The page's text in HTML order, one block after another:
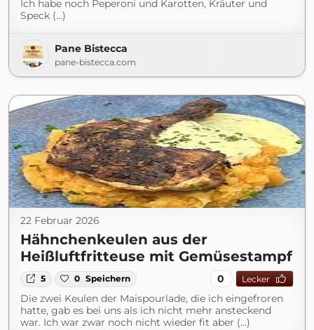
Ich habe noch Peperoni und Karotten, Kräuter und
Speck (...)
Pane Bistecca
pane-bistecca.com
22 Februar 2026
Hähnchenkeulen aus der
Heißluftfritteuse mit Gemüsestampf
5 0 Speichern 0 Lecker
Die zwei Keulen der Maispourlade, die ich eingefroren
hatte, gab es bei uns als ich nicht mehr ansteckend
war. Ich war zwar noch nicht wieder fit aber (...)